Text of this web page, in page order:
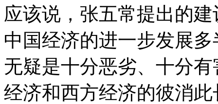
应该说，张五常提出的
中国经济的进一步发展
无疑是十分恶劣、十分
经济和西方经济的彼消